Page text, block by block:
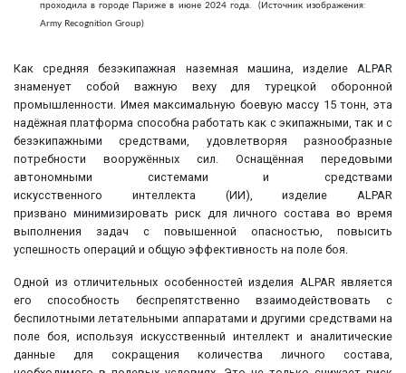
проходила в городе Париже в июне 2024 года. (Источник изображения:
Army Recognition Group)
Как средняя безэкипажная наземная машина, изделие ALPAR
знаменует собой важную веху для турецкой оборонной
промышленности. Имея максимальную боевую массу 15 тонн, эта
надёжная платформа способна работать как с экипажными, так и с
безэкипажными средствами, удовлетворяя разнообразные
потребности вооружённых сил. Оснащённая передовыми
автономными системами и средствами
искусственного интеллекта (ИИ), изделие ALPAR
призвано минимизировать риск для личного состава во время
выполнения задач с повышенной опасностью, повысить
успешность операций и общую эффективность на поле боя.
Одной из отличительных особенностей изделия ALPAR является
его способность беспрепятственно взаимодействовать с
беспилотными летательными аппаратами и другими средствами на
поле боя, используя искусственный интеллект и аналитические
данные для сокращения количества личного состава,